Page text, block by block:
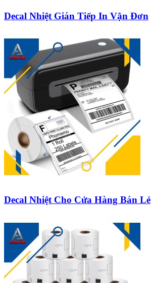
Decal Nhiệt Gián Tiếp In Vận Đơn
Decal Nhiệt Cho Cửa Hàng Bán Lẻ